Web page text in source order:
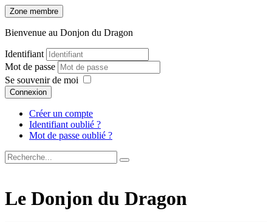
Zone membre
Bienvenue au Donjon du Dragon
Identifiant
Mot de passe
Se souvenir de moi
Connexion
Créer un compte
Identifiant oublié ?
Mot de passe oublié ?
Le Donjon du Dragon